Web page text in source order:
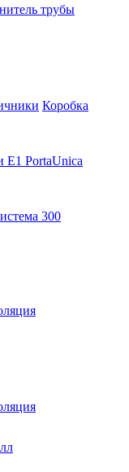
трубы
Коробка
E1 PortaUnica
300